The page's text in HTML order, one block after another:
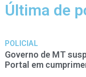
Última de
POLICIAL
Governo de MT
Portal em